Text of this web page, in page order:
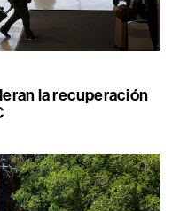
la recuperación